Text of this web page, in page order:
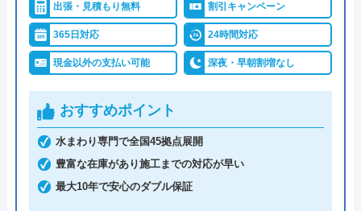
ハウスラボホームがおすすめの理由
ハウスラボホームは全国各地に拠点を構えている水
道修理業者です。トイレ、キッチン、浴室などの水
まわりトラブル全般に対応しており、作業料金が
6,600円からとお手頃価格で提供をしています。
万が一、水まわりに問題が発生した場合は、最短20
分でお客様の元にスタッフが駆けつけます。出張見
出張・見積もり無料 割引キャンペーン
365日対応 24時間対応
現金以外の支払い可能 深夜・早朝割増なし
おすすめポイント
水まわり専門で全国45拠点展開
豊富な在庫があり施工までの対応が早い
最大10年で安心のダブル保証